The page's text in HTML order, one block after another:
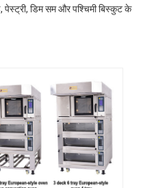
डिम सम और पश्चिमी बिस्कुट के